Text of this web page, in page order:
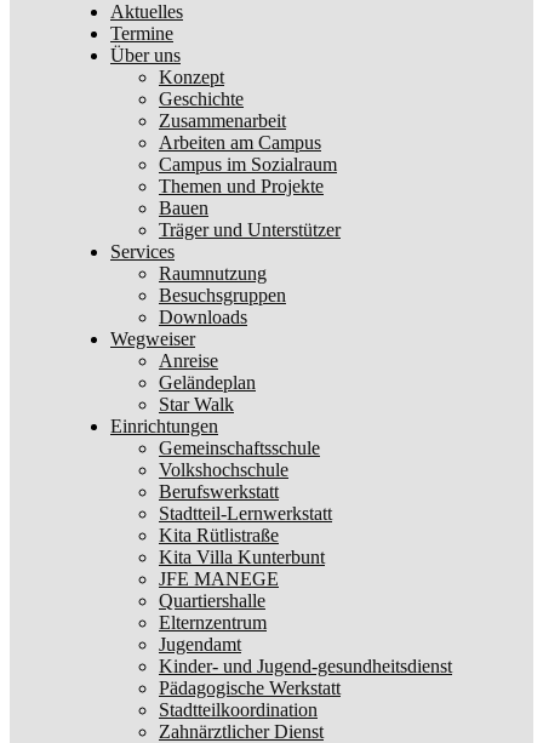
Aktuelles
Termine
Über uns
Konzept
Geschichte
Zusammenarbeit
Arbeiten am Campus
Campus im Sozialraum
Themen und Projekte
Bauen
Träger und Unterstützer
Services
Raumnutzung
Besuchsgruppen
Downloads
Wegweiser
Anreise
Geländeplan
Star Walk
Einrichtungen
Gemeinschaftsschule
Volkshochschule
Berufswerkstatt
Stadtteil-Lernwerkstatt
Kita Rütlistraße
Kita Villa Kunterbunt
JFE MANEGE
Quartiershalle
Elternzentrum
Jugendamt
Kinder- und Jugend-gesundheitsdienst
Pädagogische Werkstatt
Stadtteilkoordination
Zahnärztlicher Dienst